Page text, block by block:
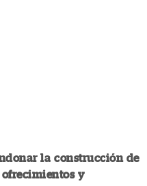
la construcción de
ofrecimientos y